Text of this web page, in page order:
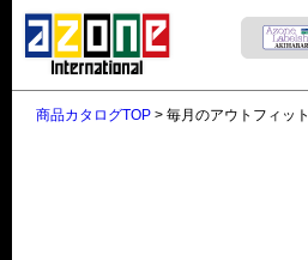
商品カタログTOP > 毎月のアウトフィット